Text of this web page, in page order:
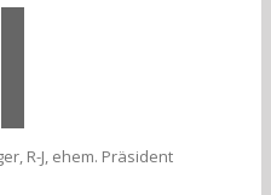
R-J, ehem. Präsident